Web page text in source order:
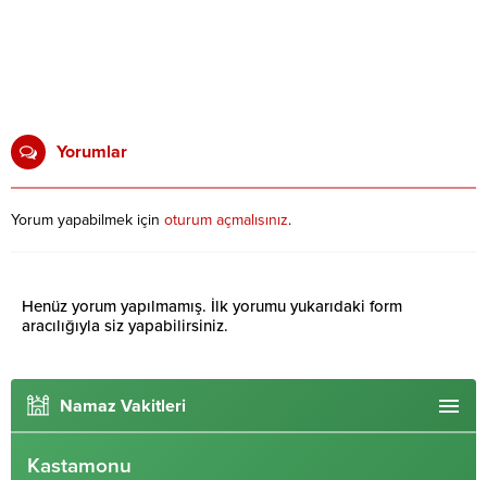
Yorumlar
Yorum yapabilmek için oturum açmalısınız.
Henüz yorum yapılmamış. İlk yorumu yukarıdaki form
aracılığıyla siz yapabilirsiniz.
Namaz Vakitleri
Kastamonu